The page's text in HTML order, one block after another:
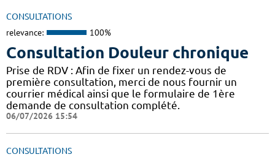
CONSULTATIONS
relevance: 100%
Consultation Douleur chronique
Prise de RDV : Afin de fixer un rendez-vous de
première consultation, merci de nous fournir un
courrier médical ainsi que le formulaire de 1ère
demande de consultation complété.
06/07/2026 15:54
CONSULTATIONS